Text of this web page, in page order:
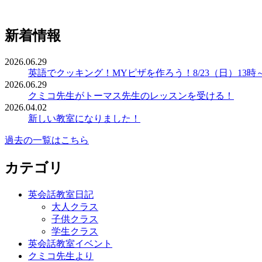
新着情報
2026.06.29
英語でクッキング！MYピザを作ろう！8/23（日）13時
2026.06.29
クミコ先生がトーマス先生のレッスンを受ける！
2026.04.02
新しい教室になりました！
過去の一覧はこちら
カテゴリ
英会話教室日記
大人クラス
子供クラス
学生クラス
英会話教室イベント
クミコ先生より